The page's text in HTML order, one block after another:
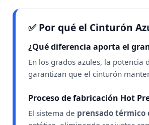
✅ Por qué el Cinturón
¿Qué diferencia aporta el
En los grados azules, la
garantizan que el cinturón
Proceso de fabricación Hot
El sistema de prensado térmico